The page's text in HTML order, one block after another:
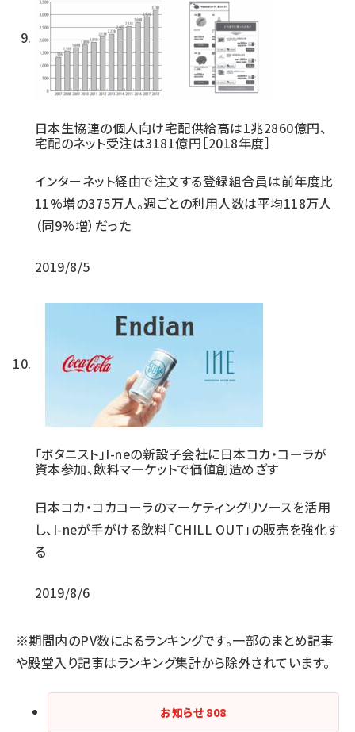
日本生協連の個人向け宅配供給高は1兆2860億円、
宅配のネット受注は3181億円［2018年度］
インターネット経由で注文する登録組合員は前年度比
11%増の375万人。週ごとの利用人数は平均118万人
（同9%増）だった
2019/8/5
「ボタニスト」I-neの新設子会社に日本コカ・コーラが
資本参加、飲料マーケットで価値創造めざす
日本コカ・コカコーラのマーケティングリソースを活用
し、I-neが手がける飲料「CHILL OUT」の販売を強化す
る
2019/8/6
※期間内のPV数によるランキングです。一部のまとめ記事
や殿堂入り記事はランキング集計から除外されています。
お知らせ808